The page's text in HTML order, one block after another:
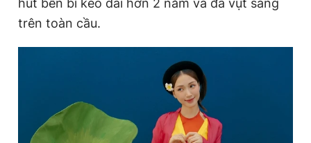
Theo dõi báo trên
Liên hệ quảng cáo
0908 780 404
Đặt báo Quảng cáo RSS Tòa soạn
hút bền bỉ kéo dài hơn 2 năm và đã vụt sáng
trên toàn cầu.